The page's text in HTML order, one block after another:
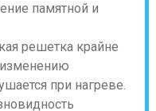
памятной и
решетка крайне
изменению
при нагреве.